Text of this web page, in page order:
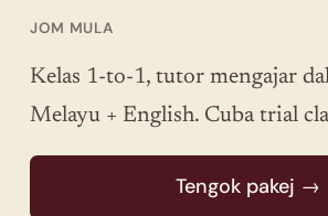
JOM MULA
Kelas 1-to-1, tutor mengajar
Melayu + English. Cuba trial
Tengok pakej →